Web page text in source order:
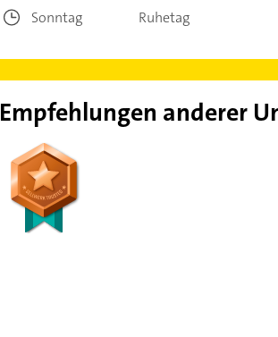
Sonntag
Ruhetag
Empfehlungen anderer